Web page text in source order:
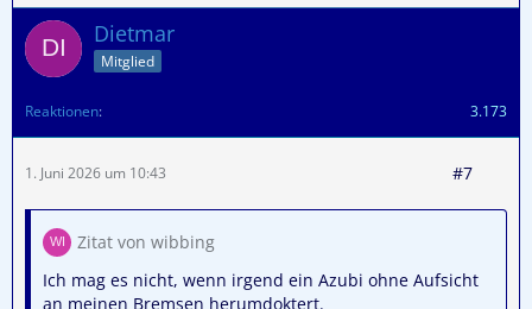
Dietmar
Mitglied
Reaktionen 3.173
1. Juni 2026 um 10:43 #7
Zitat von wibbing
Ich mag es nicht, wenn irgend ein Azubi ohne Aufsicht
an meinen Bremsen herumdoktert.